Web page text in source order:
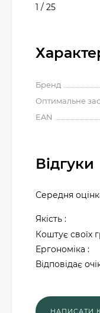
1 / 25
Бренд
Оптимальне
EAN
Відгуки
Середня
Якість :
Коштує своїх
Ергономіка :
Відповідає